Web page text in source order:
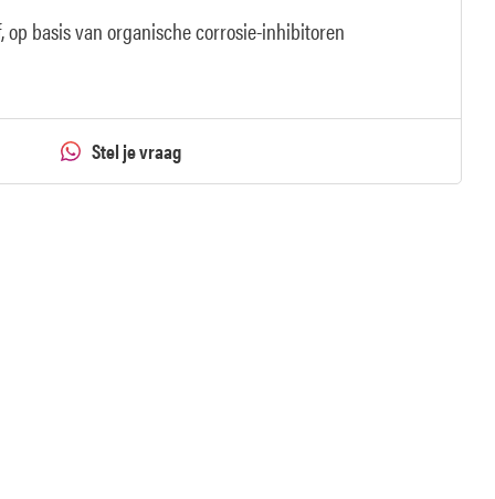
op basis van organische corrosie-inhibitoren
Stel je vraag